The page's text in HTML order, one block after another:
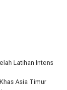
Latihan Intens
Asia Timur